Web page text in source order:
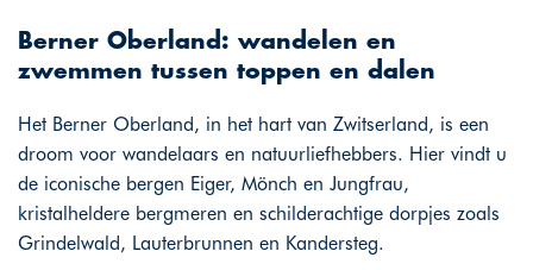
Berner Oberland: wandelen en
zwemmen tussen toppen en dalen
Het Berner Oberland, in het hart van Zwitserland, is een
droom voor wandelaars en natuurliefhebbers. Hier vindt u
de iconische bergen Eiger, Mönch en Jungfrau,
kristalheldere bergmeren en schilderachtige dorpjes zoals
Grindelwald, Lauterbrunnen en Kandersteg.